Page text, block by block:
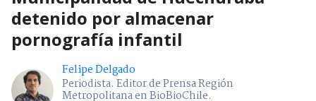
detenido por almacenar
pornografía infantil
Felipe Delgado
Periodista. Editor de Prensa Región
Metropolitana en BioBioChile.